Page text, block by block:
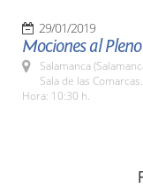
29/01/2019
Mociones al
Salamanca
Sala de las
Hora: 10:30 h.